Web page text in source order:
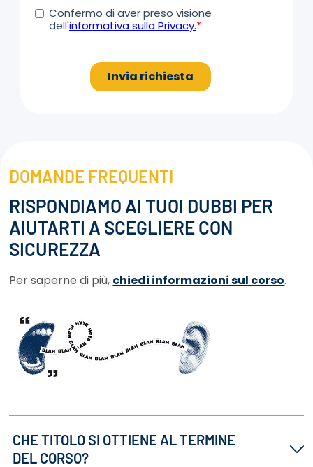
DOMANDE FREQUENTI
RISPONDIAMO AI TUOI DUBBI PER
AIUTARTI A SCEGLIERE CON
SICUREZZA
Per saperne di più, chiedi informazioni sul corso.
CHE TITOLO SI OTTIENE AL TERMINE
DEL CORSO?